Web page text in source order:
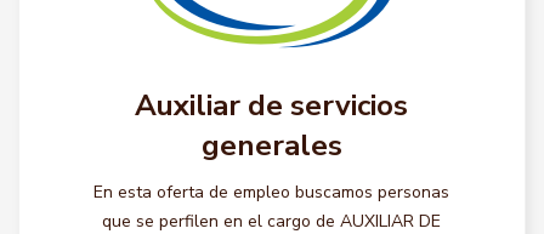
Auxiliar de servicios
generales
En esta oferta de empleo buscamos personas
que se perfilen en el cargo de AUXILIAR DE